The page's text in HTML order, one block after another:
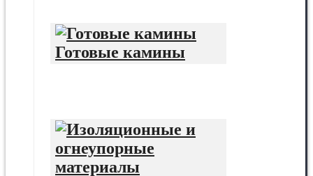
Готовые камины